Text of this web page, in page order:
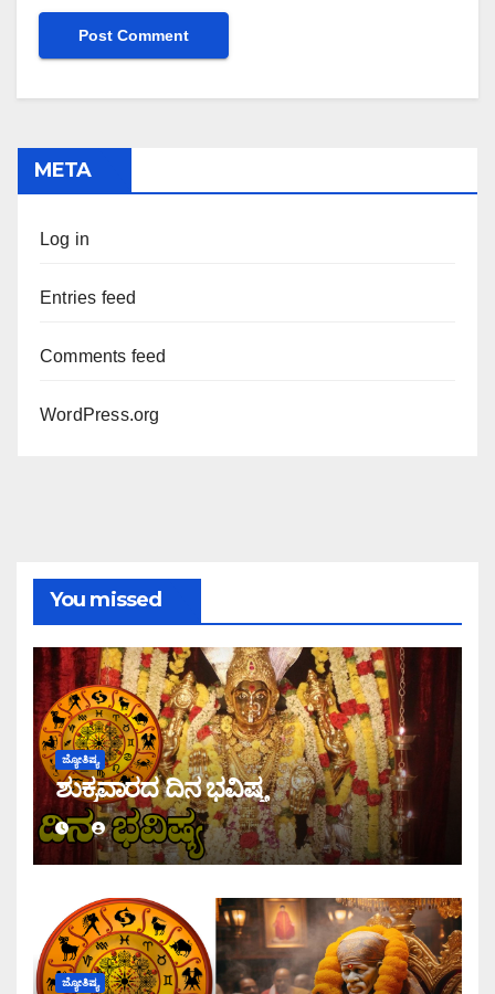
META
Log in
Entries feed
Comments feed
WordPress.org
You missed
ಜ್ಯೋತಿಷ್ಯ
ಶುಕ್ರವಾರದ ದಿನ ಭವಿಷ್ಯ
ಜ್ಯೋತಿಷ್ಯ